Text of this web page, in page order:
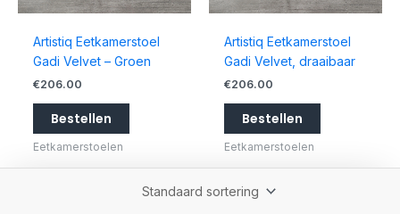
Artistiq Eetkamerstoel
Gadi Velvet – Groen
€206.00
Bestellen
Eetkamerstoelen
Artistiq Eetkamerstoel
Gadi Velvet, draaibaar
€206.00
Bestellen
Eetkamerstoelen